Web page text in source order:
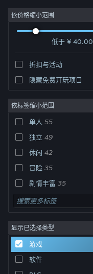
登录
关于
客服
依价格缩小范围
低于 ¥ 40.00
折扣与活动
隐藏免费开玩项目
依标签缩小范围
单人 55
独立 49
休闲 42
冒险 35
剧情丰富 35
2D 35
角色扮演 32
可爱 30
解谜
策略
显示已选择类型
游戏
软件
所有产品